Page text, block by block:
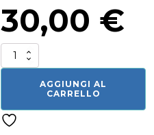
30,00 €
Borsa
calcio
AGGIUNGI AL
CARRELLO